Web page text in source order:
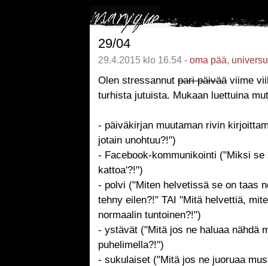
29/04
29.4.2015 klo 16.54 - oma pää,
Olen stressannut pari päivääviime
turhista jutuista. Mukaan luettuina
- päiväkirjan muutaman rivin
jotain unohtuu?!")
- Facebook-kommunikointi ("Miksi se
kattoa'?!")
- polvi ("Miten helvetissä se on taas
tehny eilen?!" TAI "Mitä helvettiä,
normaalin tuntoinen?!")
- ystävät ("Mitä jos ne haluaa nähdä
puhelimella?!")
- sukulaiset ("Mitä jos ne juoruaa